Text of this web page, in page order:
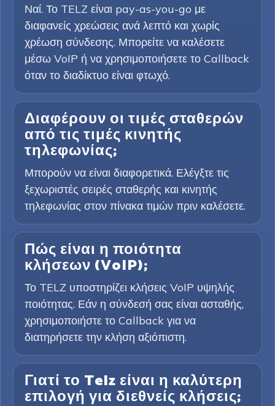
Ναί. Το TELZ είναι pay-as-you-go με
διαφανείς χρεώσεις ανά λεπτό και χωρίς
χρέωση σύνδεσης. Μπορείτε να καλέσετε
μέσω VoIP ή να χρησιμοποιήσετε το Callback
όταν το διαδίκτυο είναι φτωχό.
Διαφέρουν οι τιμές σταθερών
από τις τιμές κινητής
τηλεφωνίας;
Μπορούν να είναι διαφορετικά. Ελέγξτε τις
ξεχωριστές σειρές σταθερής και κινητής
τηλεφωνίας στον πίνακα τιμών πριν καλέσετε.
Πώς είναι η ποιότητα
κλήσεων (VoIP);
Το TELZ υποστηρίζει κλήσεις VoIP υψηλής
ποιότητας. Εάν η σύνδεσή σας είναι ασταθής,
χρησιμοποιήστε το Callback για να
διατηρήσετε την κλήση αξιόπιστη.
Γιατί το Telz είναι η καλύτερη
επιλογή για διεθνείς κλήσεις;